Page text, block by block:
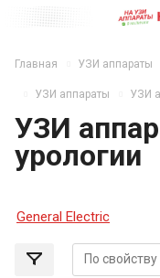
Главная УЗИ аппараты
УЗИ аппараты УЗИ
УЗИ
урологии
General Electric